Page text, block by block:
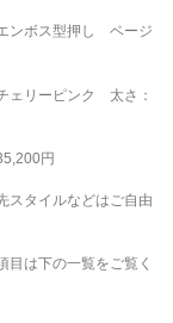
ンボス型押し ベージ
ェリーピンク 太さ：
円
スタイルなどはご自由
目は下の一覧をご覧く